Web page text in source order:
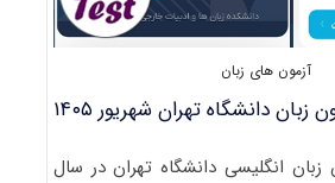
آزمون های زبان
دانشگاه تهران شهریور ۱۴۰۵
انگلیسی دانشگاه تهران در سال